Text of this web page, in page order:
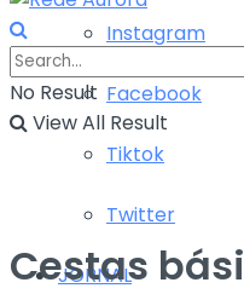
Instagram
Facebook
Tiktok
Twitter
JORNAL
No Result
View All Result
Cestas